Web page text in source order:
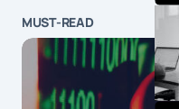
MUST-READ